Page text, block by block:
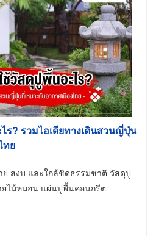
? รวมไอเดียทางเดินสวนญี่ปุ่น
ทย
สงบ และใกล้ชิดธรรมชาติ วัสดุปู
ไม้หมอน แผ่นปูพื้นคอนกรีต